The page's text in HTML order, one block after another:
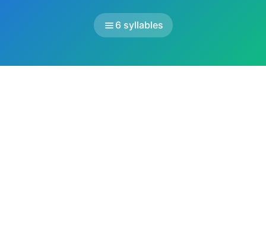
6 syllables